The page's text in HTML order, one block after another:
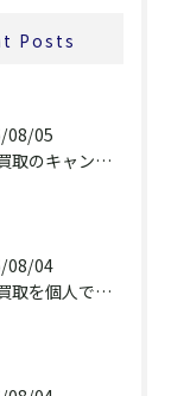
Posts
08/05
バッグ買取のキャンペーンで奈良県橿原市でお得に売るための条件と注意点徹底ガイド
08/04
商品券買取を個人で利用する際の奈良県橿原市で知っておきたい高換金ポイント